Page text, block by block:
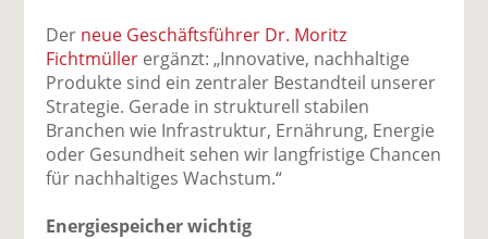
Der neue Geschäftsführer Dr. Moritz
Fichtmüller ergänzt: „Innovative, nachhaltige
Produkte sind ein zentraler Bestandteil unserer
Strategie. Gerade in strukturell stabilen
Branchen wie Infrastruktur, Ernährung, Energie
oder Gesundheit sehen wir langfristige Chancen
für nachhaltiges Wachstum.“
Energiespeicher wichtig